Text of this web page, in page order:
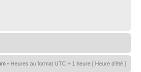
• Heures au format UTC + 1 heure [ Heure d’été ]